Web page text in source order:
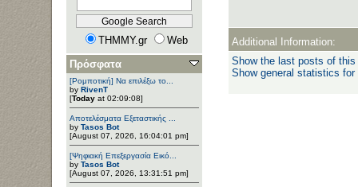
THMMY.gr
Web
Πρόσφατα
[Ρομποτική] Να επιλέξω το...
by RivenT
[Today at 02:09:08]
Αποτελέσματα Εξεταστικής ...
by Tasos Bot
[August 07, 2026, 16:04:01 pm]
[Ψηφιακή Επεξεργασία Εικό...
by Tasos Bot
[August 07, 2026, 13:31:51 pm]
Additional Information:
Show the last posts of this
Show general statistics for